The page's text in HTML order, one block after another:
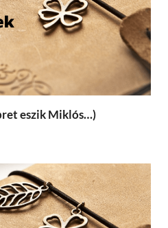
eszik Miklós…)